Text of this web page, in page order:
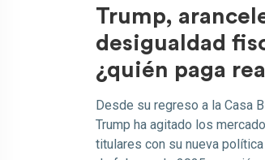
Trump,
desigualdad
¿quién paga
Desde su regreso a la Casa
Trump ha agitado los
titulares con su nueva política